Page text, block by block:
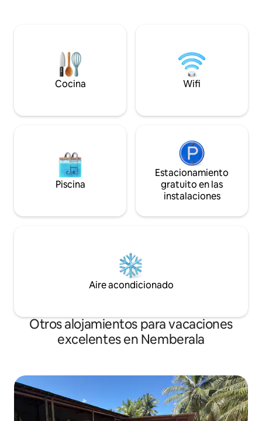
al aire libre para relajarte después de
pasar el día surfeando, nadando o
explorando la isla. Despierta con el
sonido de las olas, camina hasta la playa
resguardada,
Cuenta con 2
modernas
Cocina Wifi
Piscina
Estacionamiento
gratuito en las
instalaciones
Aire acondicionado
Otros alojamientos para vacaciones
excelentes en Nemberala